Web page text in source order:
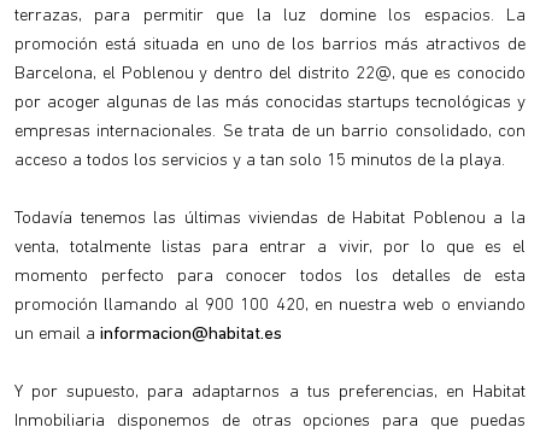
terrazas, para permitir que la luz domine los espacios. La
promoción está situada en uno de los barrios más atractivos de
Barcelona, el Poblenou y dentro del distrito 22@, que es conocido
por acoger algunas de las más conocidas startups tecnológicas y
empresas internacionales. Se trata de un barrio consolidado, con
acceso a todos los servicios y a tan solo 15 minutos de la playa.
Todavía tenemos las últimas viviendas de Habitat Poblenou a la
venta, totalmente listas para entrar a vivir, por lo que es el
momento perfecto para conocer todos los detalles de esta
promoción llamando al 900 100 420, en nuestra web o enviando
un email a informacion@habitat.es
Y por supuesto, para adaptarnos a tus preferencias, en Habitat
Inmobiliaria disponemos de otras opciones para que puedas